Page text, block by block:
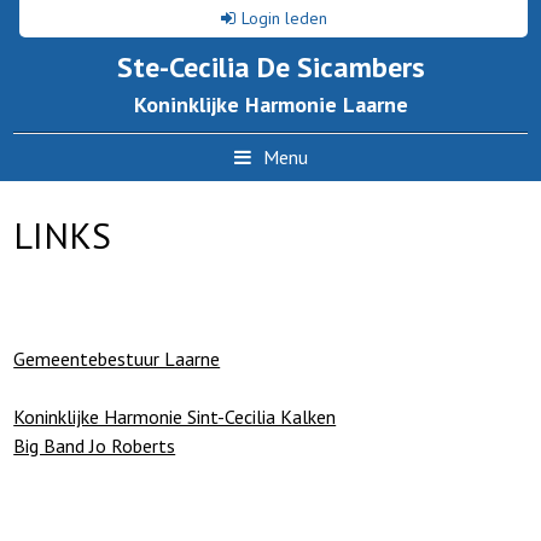
Login leden
Ste-Cecilia De Sicambers
Koninklijke Harmonie Laarne
Menu
LINKS
Gemeentebestuur Laarne
Koninklijke Harmonie Sint-Cecilia Kalken
Big Band Jo Roberts